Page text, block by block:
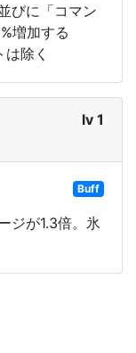
びに「コマン
増加する
除く
lv 1
Buff
ジが1.3倍。氷